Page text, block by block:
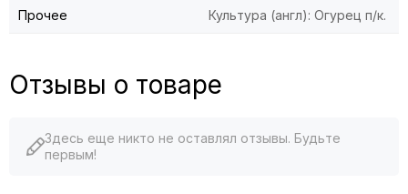
Прочее Культура (англ): Огурец п/к.
Отзывы о товаре
Здесь еще никто не оставлял отзывы. Будьте
первым!